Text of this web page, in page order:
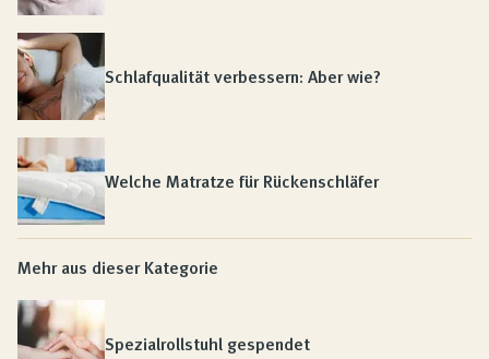
Schlafqualität verbessern: Aber wie?
Welche Matratze für Rückenschläfer
Mehr aus dieser Kategorie
Spezialrollstuhl gespendet